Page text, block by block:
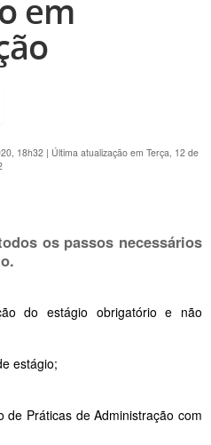
em
18h32 | Última atualização em Terça, 12 de
os passos necessários
do estágio obrigatório e não
estágio;
de Práticas de Administração com